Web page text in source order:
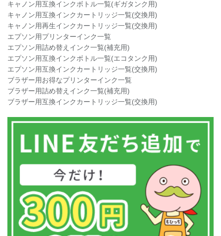
キャノン用互換インクボトル一覧(ギガタンク用)
キャノン用互換インクカートリッジ一覧(交換用)
キャノン用再生インクカートリッジ一覧(交換用)
エプソン用プリンターインク一覧
エプソン用詰め替えインク一覧(補充用)
エプソン用互換インクボトル一覧(エコタンク用)
エプソン用互換インクカートリッジ一覧(交換用)
ブラザー用お得なプリンターインク一覧
ブラザー用詰め替えインク一覧(補充用)
ブラザー用互換インクカートリッジ一覧(交換用)